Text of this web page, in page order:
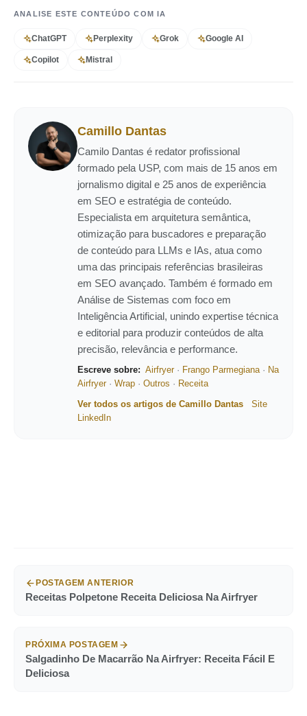
ANALISE ESTE CONTEÚDO COM IA
ChatGPT Perplexity Grok Google AI
Copilot Mistral
Camillo Dantas
Camilo Dantas é redator profissional
formado pela USP, com mais de 15 anos em
jornalismo digital e 25 anos de experiência
em SEO e estratégia de conteúdo.
Especialista em arquitetura semântica,
otimização para buscadores e preparação
de conteúdo para LLMs e IAs, atua como
uma das principais referências brasileiras
em SEO avançado. Também é formado em
Análise de Sistemas com foco em
Inteligência Artificial, unindo expertise técnica
e editorial para produzir conteúdos de alta
precisão, relevância e performance.
Escreve sobre: Airfryer· Frango Parmegiana· Na
Airfryer· Wrap · Outros · Receita
Ver todos os artigos de Camillo Dantas
Site
LinkedIn
POSTAGEM ANTERIOR
Receitas Polpetone Receita Deliciosa Na Airfryer
PRÓXIMA POSTAGEM
Salgadinho De Macarrão Na Airfryer: Receita Fácil E
Deliciosa